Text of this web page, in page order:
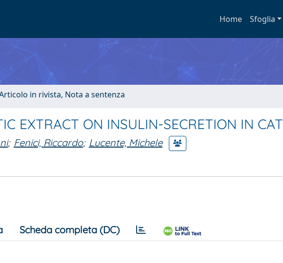
Home Sfoglia
in rivista, Nota a sentenza
EXTRACT ON INSULIN-SECRETION IN CAT
; Fenici, Riccardo; Lucente, Michele
Scheda completa (DC)